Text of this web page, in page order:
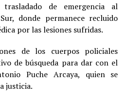
de emergencia al
donde permanece recluido
por las lesiones sufridas.
de los cuerpos policiales
de búsqueda para dar con el
Puche Arcaya, quien se
justicia.